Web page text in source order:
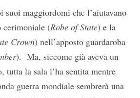
suoi maggiordomi che l’aiutavano
cerimoniale (Robe of State) e la
Crown) nell’apposto guardaroba
). Ma, siccome già aveva un
tutta la sala l’ha sentita mentre
guerra mondiale sembrerà una